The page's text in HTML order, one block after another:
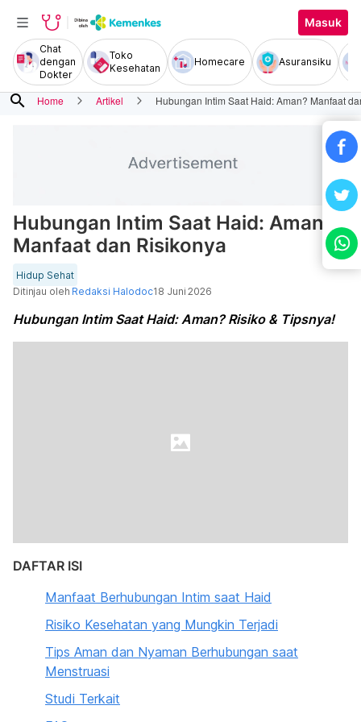
Masuk
Chat
dengan
Dokter
Toko
Kesehatan
Homecare Asuransiku
search Home Artikel Hubungan Intim Saat Haid: Aman? Manfaat
Hubungan Intim Saat Haid: Aman?
Manfaat dan Risikonya
Hidup Sehat
Ditinjau oleh Redaksi Halodoc18 Juni 2026
Hubungan Intim Saat Haid: Aman? Risiko & Tipsnya!
DAFTAR ISI
Manfaat Berhubungan Intim saat Haid
Risiko Kesehatan yang Mungkin Terjadi
Tips Aman dan Nyaman Berhubungan saat
Menstruasi
Studi Terkait